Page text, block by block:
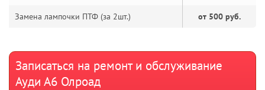
Замена лампочки ПТФ (за 2шт.) от 500 руб.
Записаться на ремонт и обслуживание
Ауди А6 Олроад